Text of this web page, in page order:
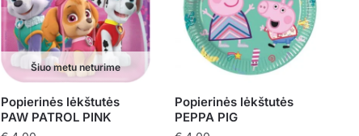
Šiuo metu neturime
Popierinės lėkštutės
PAW PATROL PINK
Popierinės lėkštutės
PEPPA PIG